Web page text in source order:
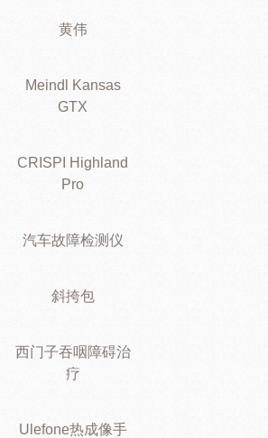
黄伟
Meindl Kansas
GTX
CRISPI Highland
Pro
汽车故障检测仪
斜挎包
西门子吞咽障碍治
疗
Ulefone热成像手